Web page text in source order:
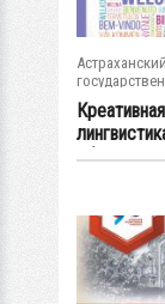
Астраханский
университет
Креативная
сборник